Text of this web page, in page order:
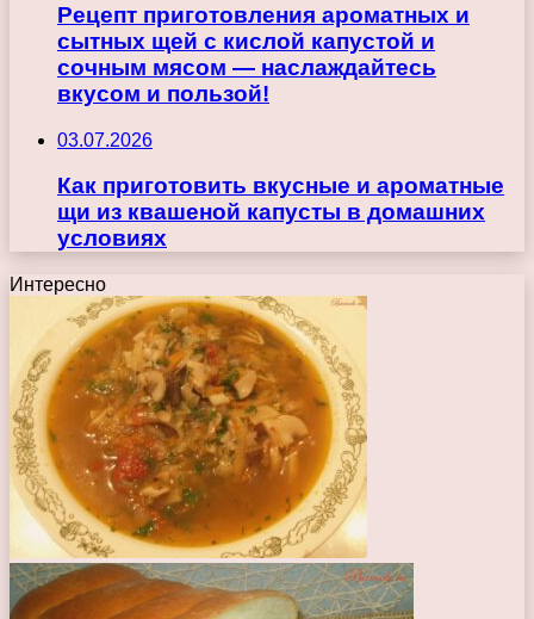
Рецепт приготовления ароматных и
сытных щей с кислой капустой и
сочным мясом — наслаждайтесь
вкусом и пользой!
03.07.2026
Как приготовить вкусные и ароматные
щи из квашеной капусты в домашних
условиях
Интересно